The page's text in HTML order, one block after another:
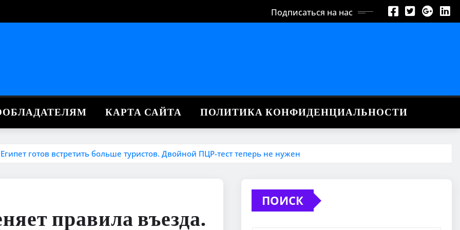
Подписаться на нас
КАРТА САЙТА ПОЛИТИКА КОНФИДЕНЦИАЛЬНОСТИ
готов встретить больше туристов. Двойной ПЦР-тест теперь не нужен
правила въезда.
ПОИСК